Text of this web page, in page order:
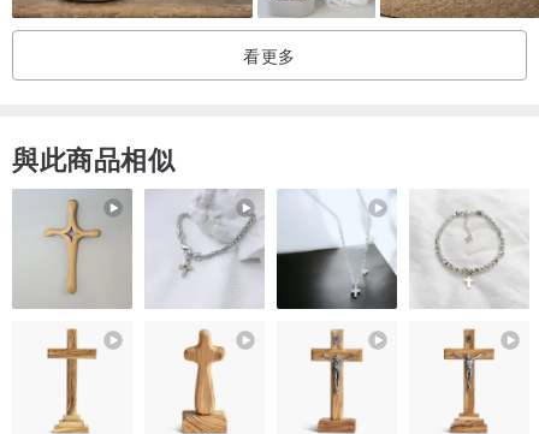
看更多
與此商品相似